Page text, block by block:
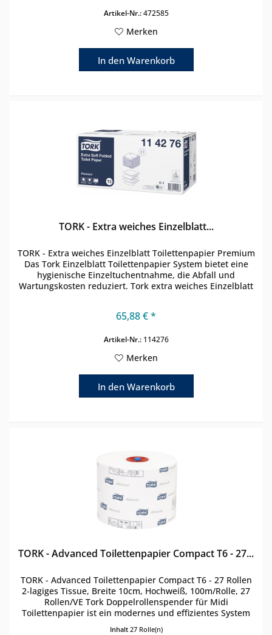
Artikel-Nr.:472585
Merken
In den Warenkorb
TORK - Extra weiches Einzelblatt...
TORK - Extra weiches Einzelblatt Toilettenpapier Premium
Das Tork Einzelblatt Toilettenpapier System bietet eine
hygienische Einzeltuchentnahme, die Abfall und
Wartungskosten reduziert. Tork extra weiches Einzelblatt
65,88 € *
Artikel-Nr.:114276
Merken
In den Warenkorb
TORK - Advanced Toilettenpapier Compact T6 - 27...
TORK - Advanced Toilettenpapier Compact T6 - 27 Rollen
2-lagiges Tissue, Breite 10cm, Hochweiß, 100m/Rolle, 27
Rollen/VE Tork Doppelrollenspender für Midi
Toilettenpapier ist ein modernes und effizientes System
Inhalt 27 Rolle(n)